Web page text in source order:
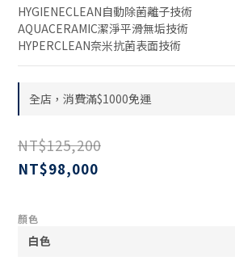
HYGIENECLEAN自動除菌離子技術
AQUACERAMIC潔淨平滑無垢技術
HYPERCLEAN奈米抗菌表面技術
全店，消費滿$1000免運
NT$125,200
NT$98,000
顏色